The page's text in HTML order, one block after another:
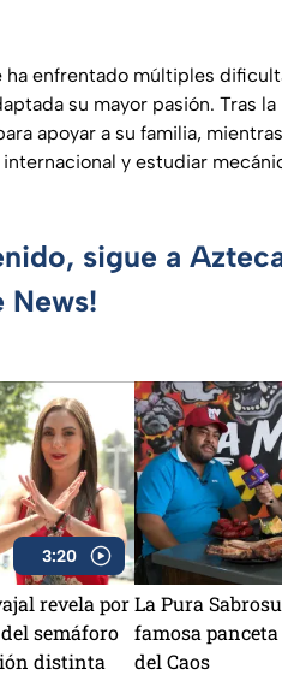
ha enfrentado múltiples
su mayor pasión. Tras
apoyar a su familia,
y estudiar
sigue a
News!
3:20
revela por
semáforo
distinta
La Pura
famosa
del Caos